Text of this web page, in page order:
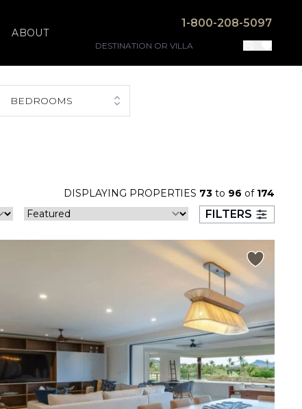
ABOUT
1-800-208-5097
BEDROOMS
DISPLAYING PROPERTIES 73 to 96 of 174
FILTERS